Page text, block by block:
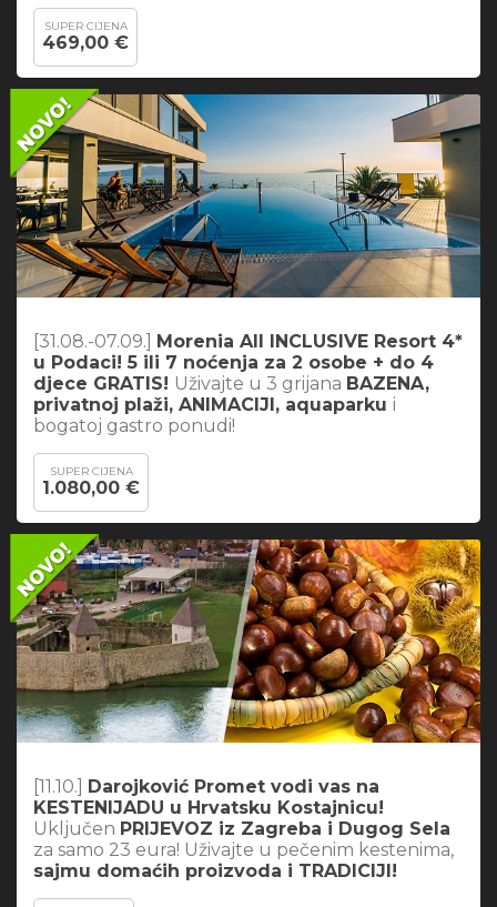
SUPER CIJENA
469,00 €
[31.08.-07.09.] Morenia All INCLUSIVE Resort 4*
u Podaci! 5 ili 7 noćenja za 2 osobe + do 4
djece GRATIS! Uživajte u 3 grijana BAZENA,
privatnoj plaži, ANIMACIJI, aquaparku i
bogatoj gastro ponudi!
SUPER CIJENA
1.080,00 €
[11.10.] Darojković Promet vodi vas na
KESTENIJADU u Hrvatsku Kostajnicu!
Uključen PRIJEVOZ iz Zagreba i Dugog Sela
za samo 23 eura! Uživajte u pečenim kestenima,
sajmu domaćih proizvoda i TRADICIJI!